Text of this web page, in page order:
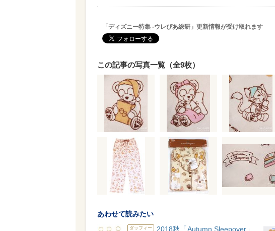
「ディズニー特集 -ウレぴあ総研」更新情報が受け取れます
この記事の写真一覧（全9枚）
あわせて読みたい
ダッフィー
2018秋「Autumn Sleepover」